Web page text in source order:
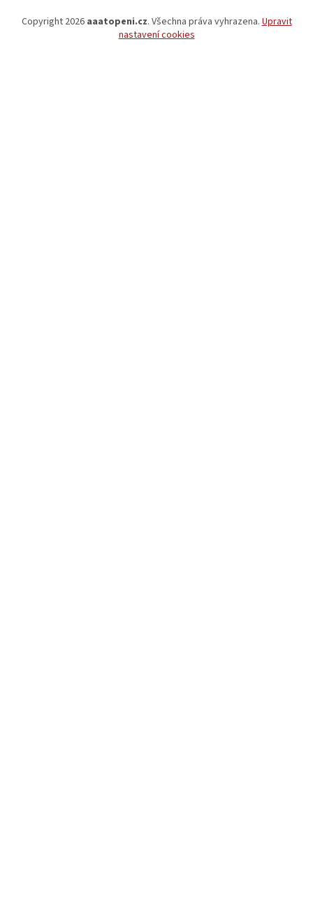
Copyright 2026 aaatopeni.cz. Všechna práva vyhrazena. Upravit
nastavení cookies